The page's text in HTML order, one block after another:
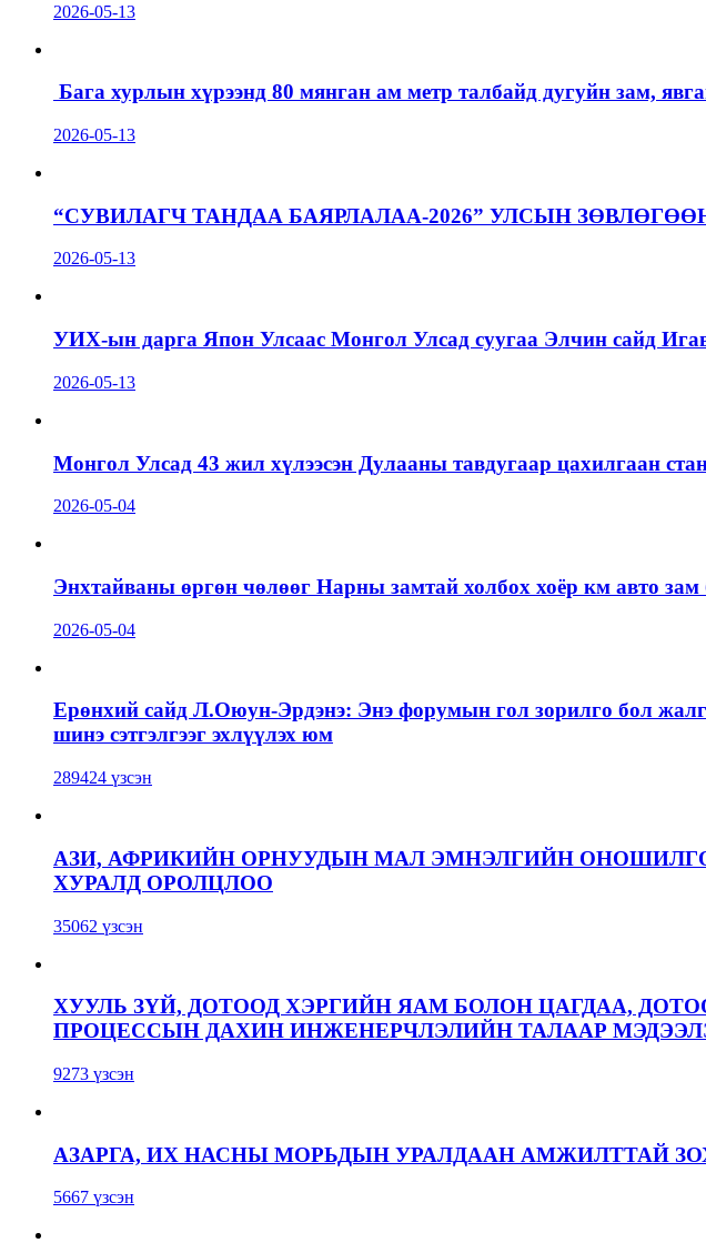
2026-05-13
Бага хурлын хүрээнд 80 мянган ам метр талбайд дугуйн зам,
2026-05-13
“СУВИЛАГЧ ТАНДАА БАЯРЛАЛАА-2026” УЛСЫН
2026-05-13
УИХ-ын дарга Япон Улсаас Монгол Улсад суугаа Элчин сайд
2026-05-13
Монгол Улсад 43 жил хүлээсэн Дулааны тавдугаар цахилгаан
2026-05-04
Энхтайваны өргөн чөлөөг Нарны замтай холбох хоёр км авто зам
2026-05-04
Ерөнхий сайд Л.Оюун-Эрдэнэ: Энэ форумын гол зорилго бол
шинэ сэтгэлгээг эхлүүлэх юм
289424 үзсэн
АЗИ, АФРИКИЙН ОРНУУДЫН МАЛ ЭМНЭЛГИЙН
ХУРАЛД ОРОЛЦЛОО
35062 үзсэн
ХУУЛЬ ЗҮЙ, ДОТООД ХЭРГИЙН ЯАМ БОЛОН ЦАГДАА,
ПРОЦЕССЫН ДАХИН ИНЖЕНЕРЧЛЭЛИЙН ТАЛААР
9273 үзсэн
АЗАРГА, ИХ НАСНЫ МОРЬДЫН УРАЛДААН АМЖИЛТТАЙ
5667 үзсэн